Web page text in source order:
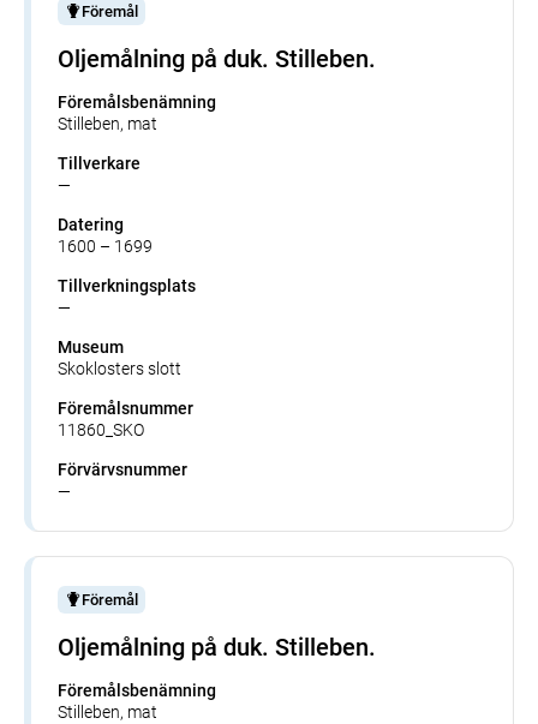
Föremål
Oljemålning på duk. Stilleben.
Föremålsbenämning
Stilleben, mat
Tillverkare
—
Datering
1600 – 1699
Tillverkningsplats
—
Museum
Skoklosters slott
Föremålsnummer
11860_SKO
Förvärvsnummer
—
Föremål
Oljemålning på duk. Stilleben.
Föremålsbenämning
Stilleben, mat